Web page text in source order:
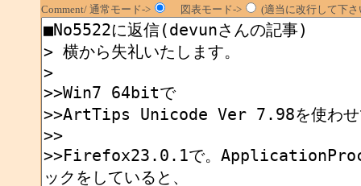
Comment/ 通常モード->
図表モード-> (適当に改行して下